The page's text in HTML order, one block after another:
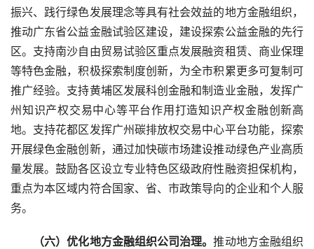
振兴、践行绿色发展理念等具有社会效益的地方金融组织，
推动广东省公益金融试验区建设，建设探索公益金融的先行
区。支持南沙自由贸易试验区重点发展融资租赁、商业保理
等特色金融，积极探索制度创新，为全市积累更多可复制可
推广经验。支持黄埔区发展科创金融和制造业金融，发挥广
州知识产权交易中心等平台作用打造知识产权金融创新高
地。支持花都区发挥广州碳排放权交易中心平台功能，探索
开展绿色金融创新，通过加快碳市场建设推动绿色产业高质
量发展。鼓励各区设立专业特色区级政府性融资担保机构，
重点为本区域内符合国家、省、市政策导向的企业和个人服
务。
（六）优化地方金融组织公司治理。推动地方金融组织